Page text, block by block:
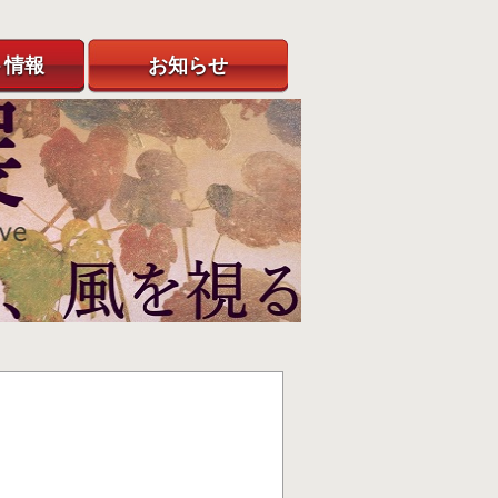
情報 お知らせ